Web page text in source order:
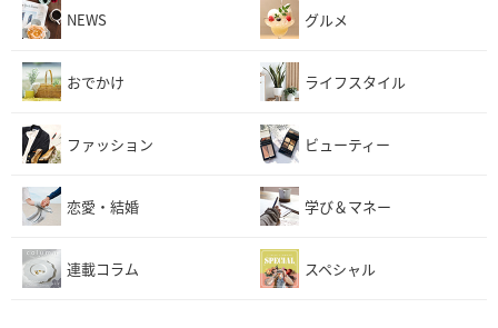
NEWS グルメ
おでかけ ライフスタイル
ファッション ビューティー
恋愛・結婚 学び＆マネー
連載コラム スペシャル